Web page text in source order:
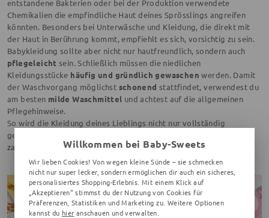
entstandene Bakterien oder bei der Produktion verwendete
Chemikalien die empfindliche Haut deines Sprösslings angreifen
könnten. Besonders bei Unterwäsche und Kleidung, die direkt mit
der Haut in Berührung kommt, empfiehlt es sich, vorsichtig zu sein.
Babykleidung sollte aber nicht nur hautfreundlich, sondern auch
pflegeleicht sein. Schließlich müssen die niedlichen
Kleidungsstücke häufig und gründlich gewaschen werden. Damit
der Waschvorgang möglichst schonend stattfindet, verwendest du
am besten milde Waschmittel und achtest auf die allgemeinen
Pflegehinweise.
So wird die Kleidung deines Lieblings nicht nur vollständig
gereinigt, sondern ihr habt auch möglichst lange Freude an
zauberhaften Babysachen.Willkommen bei Baby-Sweets
Wir lieben Cookies! Von wegen kleine Sünde – sie schmecken
nicht nur super lecker, sondern ermöglichen dir auch ein sicheres,
personalisiertes Shopping-Erlebnis. Mit einem Klick auf
„Akzeptieren“ stimmst du der Nutzung von Cookies für
Präferenzen, Statistiken und Marketing zu. Weitere Optionen
kannst du hier anschauen und verwalten.